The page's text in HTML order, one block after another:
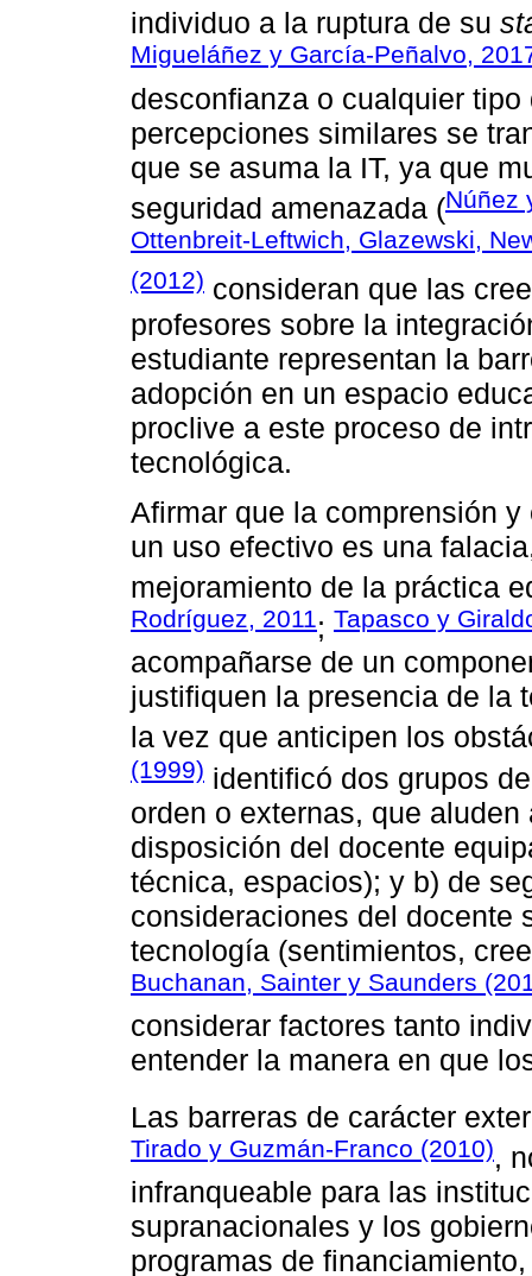
individuo a la ruptura de su
Migueláñez y García-Peñalvo,
desconfianza o cualquier
percepciones similares se
que se asuma la IT, ya que
seguridad amenazada (Núñez
Ottenbreit-Leftwich, Glazewski,
(2012) consideran que las
profesores sobre la
estudiante representan la
adopción en un espacio
proclive a este proceso de
tecnológica.
Afirmar que la comprensión
un uso efectivo es una
mejoramiento de la práctica
Rodríguez, 2011; Tapasco y
acompañarse de un
justifiquen la presencia de la
la vez que anticipen los
(1999) identificó dos grupos
orden o externas, que
disposición del docente
técnica, espacios); y b) de
consideraciones del docente
tecnología (sentimientos,
Buchanan, Sainter y Saunders
considerar factores tanto
entender la manera en que
Las barreras de carácter
Tirado y Guzmán-Franco (2010),
infranqueable para las
supranacionales y los
programas de